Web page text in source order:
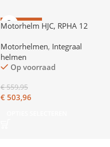
AANBIEDING
Motorhelm HJC, RPHA 12
Motorhelmen, Integraal
helmen
Op voorraad
€559,95
€ 503,96